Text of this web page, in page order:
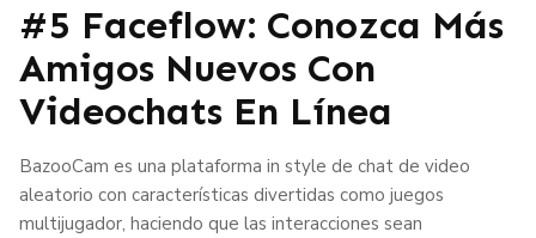
#5 Faceflow: Conozca Más
Amigos Nuevos Con
Videochats En Línea
BazooCam es una plataforma in style de chat de video
aleatorio con características divertidas como juegos
multijugador, haciendo que las interacciones sean